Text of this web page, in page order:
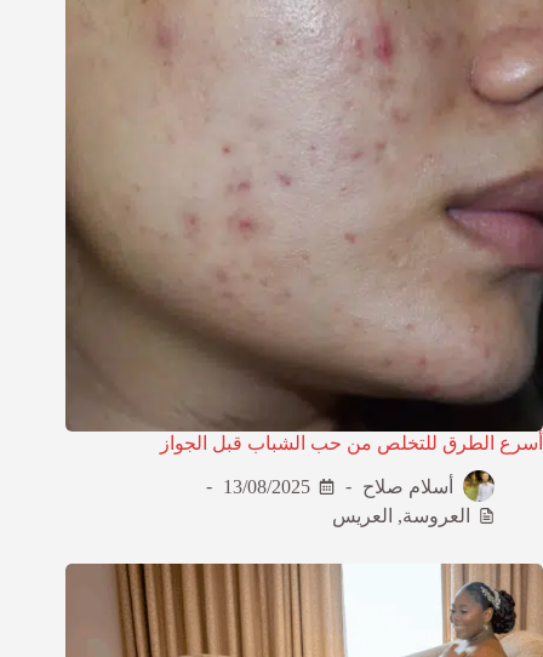
أسرع الطرق للتخلص من حب الشباب قبل الجواز
أسلام صلاح
13/08/2025
العروسة, العريس